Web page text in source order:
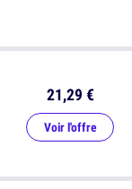
21,29 €
Voir l'offre